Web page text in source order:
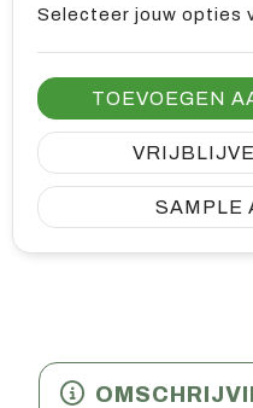
Selecteer jouw opties
TOEVOEGEN
SAMPLE